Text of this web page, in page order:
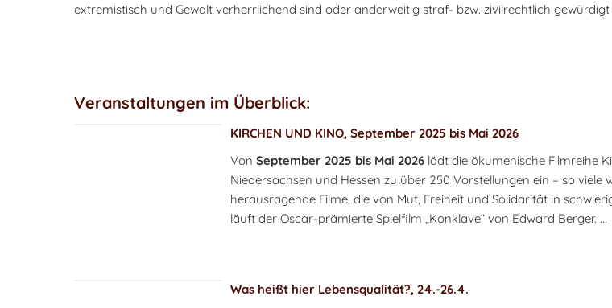
extremistisch und Gewalt verherrlichend sind oder anderweitig straf- bzw. zivilrechtlich gewürdigt
Veranstaltungen im Überblick:
KIRCHEN UND KINO, September 2025 bis Mai 2026
Von September 2025 bis Mai 2026 lädt die ökumenische Filmreihe
Niedersachsen und Hessen zu über 250 Vorstellungen ein – so viele
herausragende Filme, die von Mut, Freiheit und Solidarität in
läuft der Oscar-prämierte Spielfilm „Konklave“ von Edward Berger. ...
Was heißt hier Lebensqualität?, 24.-26.4.